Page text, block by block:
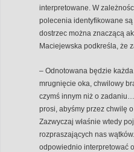
interpretowane. W
polecenia identyfikowane
dostrzec można znaczącą
Maciejewska podkreśla, że
– Odnotowana będzie każda
mrugnięcie oka, chwilowy
czymś innym niż o
prosi, abyśmy przez chwilę
Zazwyczaj właśnie wtedy
rozpraszających nas
odpowiednio interpretować